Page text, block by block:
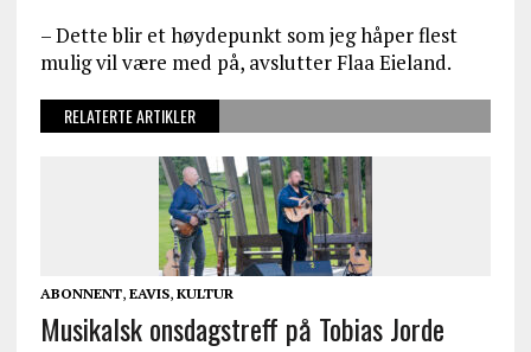
– Dette blir et høydepunkt som jeg håper flest
mulig vil være med på, avslutter Flaa Eieland.
RELATERTE ARTIKLER
ABONNENT, EAVIS, KULTUR
Musikalsk onsdagstreff på Tobias Jorde